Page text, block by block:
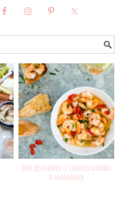
Voor bij de borrel // Garnalen gebakken
in knoflookolie